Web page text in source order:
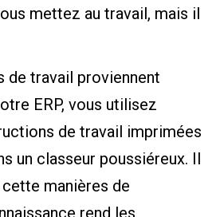
mettez au travail, mais il
de travail proviennent
ERP, vous utilisez
de travail imprimées
un classeur poussiéreux. Il
manières de